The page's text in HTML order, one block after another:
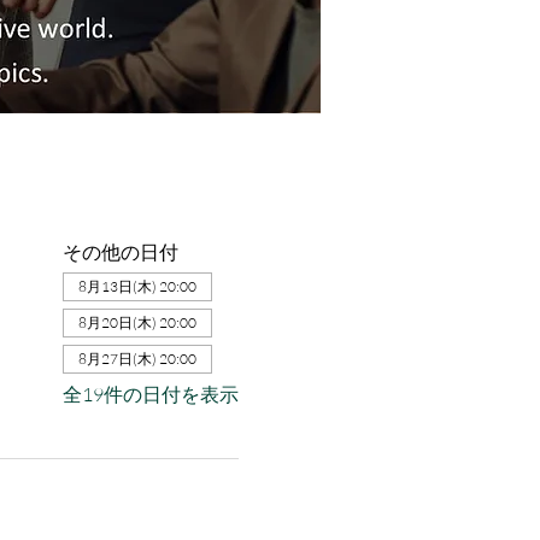
その他の日付
8月13日(木) 20:00
8月20日(木) 20:00
8月27日(木) 20:00
全19件の日付を表示